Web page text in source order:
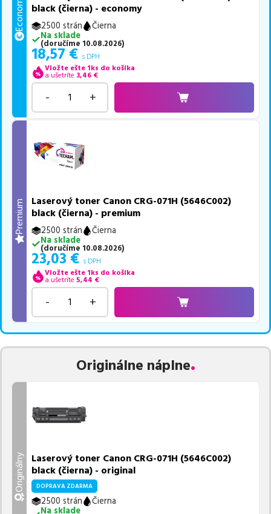
Economy
black (čierna) - economy
2500 strán
Čierna
Na sklade
(doručíme 10.08.2026)
18,57 € s DPH
Vložte ešte 1ks do košíka
a ušetríte 3,46 €
- +
Premium
Laserový toner Canon CRG-071H (5646C002)
black (čierna) - premium
2500 strán
Čierna
Na sklade
(doručíme 10.08.2026)
23,03 € s DPH
Vložte ešte 1ks do košíka
a ušetríte 5,44 €
- +
Originálne náplne
Originálny Laserový toner Canon CRG-071H (5646C002)
black (čierna) - original
DOPRAVA ZDARMA
2500 strán
Čierna
Na sklade